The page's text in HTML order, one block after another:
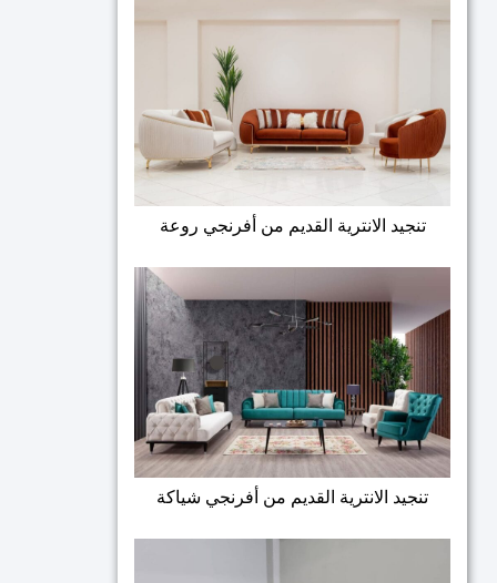
تنجيد الانترية القديم من أفرنجي روعة
تنجيد الانترية القديم من أفرنجي شياكة